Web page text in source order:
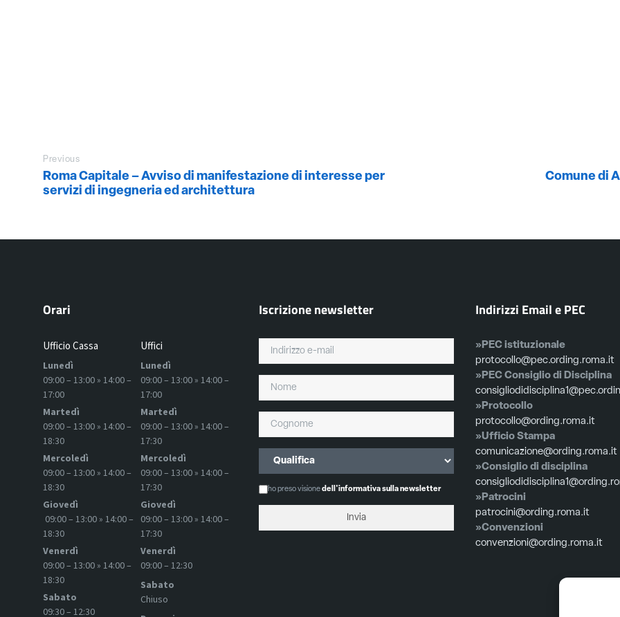
Previous
Roma Capitale – Avviso di manifestazione di interesse per
servizi di ingegneria ed architettura
Comune di
Orari
Ufficio Cassa
Lunedì
09:00 – 13:00 » 14:00 –
17:00
Martedì
09:00 – 13:00 » 14:00 –
18:30
Mercoledì
09:00 – 13:00 » 14:00 –
18:30
Giovedì
09:00 – 13:00 » 14:00 –
18:30
Venerdì
09:00 – 13:00 » 14:00 –
18:30
Sabato
09:30 – 12:30
Uffici
Lunedì
09:00 – 13:00 » 14:00 –
17:00
Martedì
09:00 – 13:00 » 14:00 –
17:30
Mercoledì
09:00 – 13:00 » 14:00 –
17:30
Giovedì
09:00 – 13:00 » 14:00 –
17:30
Venerdì
09:00 – 12:30
Sabato
Chiuso
Iscrizione newsletter
ho preso visionedell'informativa sulla newsletter
Indirizzi Email e PEC
»PEC istituzionale
protocollo@pec.ording.roma.it
»PEC Consiglio di Disciplina
»Protocollo
protocollo@ording.roma.it
»Ufficio Stampa
comunicazione@ording.roma.it
»Consiglio di disciplina
»Patrocini
patrocini@ording.roma.it
»Convenzioni
convenzioni@ording.roma.it